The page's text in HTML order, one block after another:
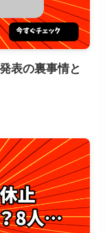
表の裏事情と